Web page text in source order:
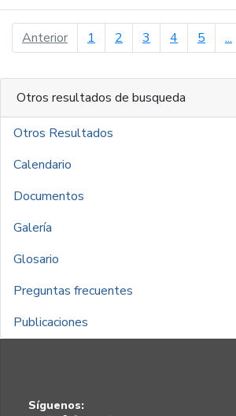
Anteriorpágina anterior
1 2 3 4 5 ...
Otros resultados de busqueda
Otros Resultados
Calendario
Documentos
Galería
Glosario
Preguntas frecuentes
Publicaciones
Síguenos: